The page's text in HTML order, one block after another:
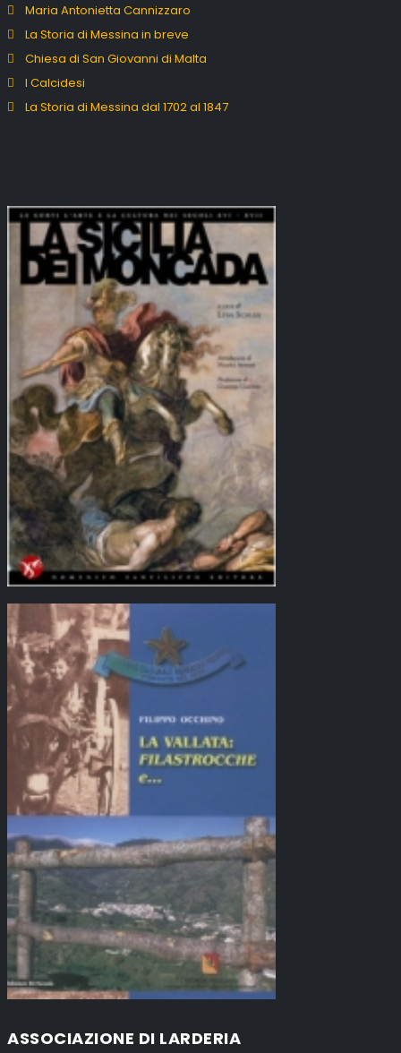
Maria Antonietta Cannizzaro
La Storia di Messina in breve
Chiesa di San Giovanni di Malta
I Calcidesi
La Storia di Messina dal 1702 al 1847
ASSOCIAZIONE DI LARDERIA